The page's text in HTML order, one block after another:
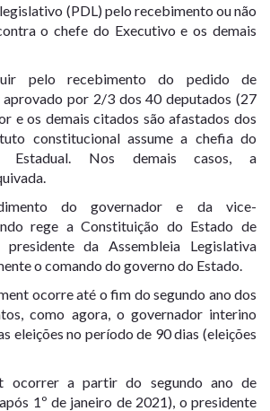
(PDL) pelo recebimento ou não
o chefe do Executivo e os demais
pelo recebimento do pedido de
por 2/3 dos 40 deputados (27
e os demais citados são afastados dos
constitucional assume a chefia do
Estadual. Nos demais casos, a
do governador e da vice-
rege a Constituição do Estado de
da Assembleia Legislativa
o comando do governo do Estado.
ocorre até o fim do segundo ano dos
como agora, o governador interino
eleições no período de 90 dias (eleições
ocorrer a partir do segundo ano de
1º de janeiro de 2021), o presidente